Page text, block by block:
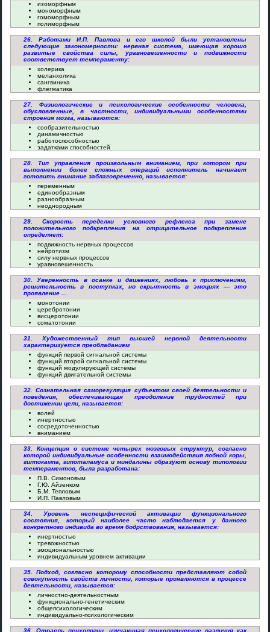
изоморфным
мономорфным
гомоморфным
полиморфным
26. Работами И.П. Павлова и его школой были установлены
следующие закономерности: нервная система, имеющая хорошо
развитые свойства силы, уравновешенности и подвижности
соответствует темпераменту:
холерика
меланхолика
сангвиника
флегматика
27. Физиологические и психологические особенности человека,
обусловленные, в частности, индивидуальными особенностями
строения мозга, называются:
сообразительностью
динамичностью
работоспособностью
задатками способностей
28. Тип управления произвольным вниманием, при котором при
выполнении более сложных операций исполнитель начинает
готовить внимание заблаговременно, называется:
переменным
единообразным
разнообразным
неоднородным
29. Скорость переделки условного рефлекса при замене
положительного подкрепления на отрицательное подкрепление
определяет:
подвижность нервных процессов
нейротизм
силу нервных процессов
уравновешенность
30. Уверенность в осанке и движениях, любовь к приключениям,
решительность в поступках, но скрытность в эмоциях — это
проявление ...
монотонии
церебротонии
висцеротонии
соматотонии
31. Художественный тип высшей нервной деятельности
характеризуется преобладанием
функций первой сигнальной системы
функций второй сигнальной системы
функций модулирующей системы
функций двигательной системы
32. Сознательная саморегуляция субъектом своей деятельности и
поведения, обеспечивающая преодоление трудностей при
достижении цели, называется:
волей
инертностью
сосредоточенностью
вниманием
33. Концепция о системе четырех мозговых структур, согласно
которой индивидуальные особенности взаимодействия лобной коры,
гиппокампа, гипоталамуса и миндалины образуют основу типологии
темпераментов, была разработана:
П.В. Симоновым
Г.Ю. Айзенком
Б.М. Тепловым
И.П. Павловым
34. Уровень неспецифической активации функционального
состояния, который наиболее часто наблюдается у данного
конкретного индивида во время бодрствования, называется:
инертностью
тревожностью
эмоциональностью
индивидуальным уровнем активации
35. Подход, согласно которому способности представляют собой
совокупность свойств личности, которые проявляются в процессе
деятельности, называется:
личностно-деятельностным
функционально-генетическим
общепсихологическим
индивидуально-психологическим
36. Отрасль психологии, изучающая психологические различия как